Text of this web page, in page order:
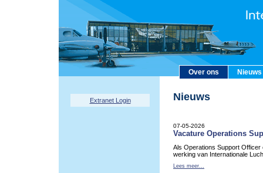
Over ons Nieuws
Extranet Login Nieuws
07-05-2026
Vacature Operations
Als Operations Support Officer
werking van Internationale
Lees meer...